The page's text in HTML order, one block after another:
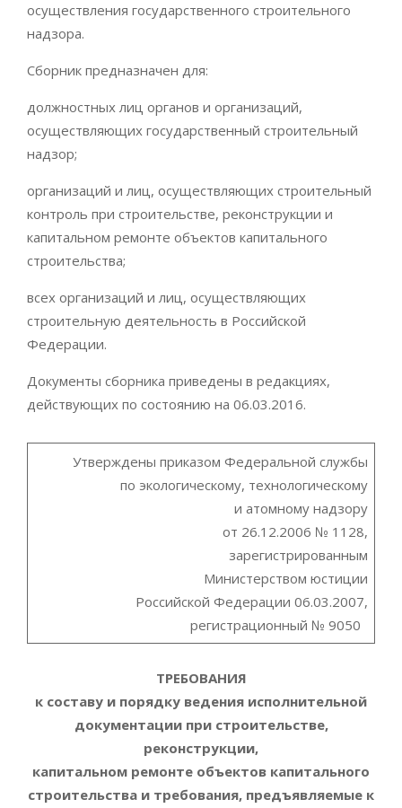
осуществления государственного строительного
надзора.
Сборник предназначен для:
должностных лиц органов и организаций,
осуществляющих государственный строительный
надзор;
организаций и лиц, осуществляющих строительный
контроль при строительстве, реконструкции и
капитальном ремонте объектов капитального
строительства;
всех организаций и лиц, осуществляющих
строительную деятельность в Российской
Федерации.
Документы сборника приведены в редакциях,
действующих по состоянию на 06.03.2016.
Утверждены приказом Федеральной службы
по экологическому, технологическому
и атомному надзору
от 26.12.2006 № 1128,
зарегистрированным
Министерством юстиции
Российской Федерации 06.03.2007,
регистрационный № 9050
ТРЕБОВАНИЯ
к составу и порядку ведения исполнительной
документации при строительстве,
реконструкции,
капитальном ремонте объектов капитального
строительства и требования, предъявляемые к